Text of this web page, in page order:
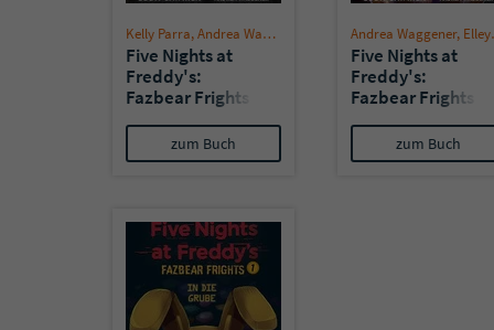
Kelly Parra,Andrea Waggener Scott Cawthon
Five Nights at
Freddy's:
Fazbear Frights 6
zum Buch
Andrea Waggener, Elley Cooper
Five Nights at
Freddy's:
Fazbear Frights 5
Kaninchen
zweimal klopft
zum Buch